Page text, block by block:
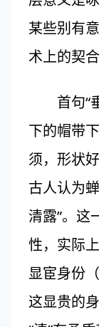
某些别有
术上的契合
首句“垂
下的帽带
须，形状
古人认为
清露”。这
性，实际
显宦身份
这显贵的